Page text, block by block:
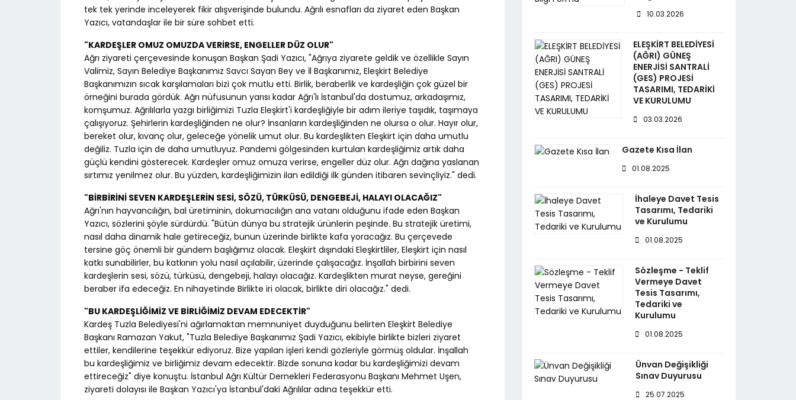
tek tek yerinde inceleyerek fikir alışverişinde bulundu. Ağrılı esnafları da ziyaret eden Başkan
Yazıcı, vatandaşlar ile bir süre sohbet etti.
"KARDEŞLER OMUZ OMUZDA VERİRSE, ENGELLER DÜZ OLUR"
Ağrı ziyareti çerçevesinde konuşan Başkan Şadi Yazıcı, "Ağrıya ziyarete geldik ve özellikle Sayın
Valimiz, Sayın Belediye Başkanımız Savcı Sayan Bey ve İl Başkanımız, Eleşkirt Belediye
Başkanımızın sıcak karşılamaları bizi çok mutlu etti. Birlik, beraberlik ve kardeşliğin çok güzel bir
örneğini burada gördük. Ağrı nüfusunun yarısı kadar Ağrı'lı İstanbul'da dostumuz, arkadaşımız,
komşumuz. Ağrılılarla yazgı birliğimizi Tuzla Eleşkirt'i kardeşliğiyle bir adım ileriye taşıdık, taşımaya
çalışıyoruz. Şehirlerin kardeşliğinden ne olur? İnsanların kardeşliğinden ne olursa o olur. Hayır olur,
bereket olur, kıvanç olur, geleceğe yönelik umut olur. Bu kardeşlikten Eleşkirt için daha umutlu
değiliz. Tuzla için de daha umutluyuz. Pandemi gölgesinden kurtulan kardeşliğimiz artık daha
güçlü kendini gösterecek. Kardeşler omuz omuza verirse, engeller düz olur. Ağrı dağına yaslanan
sırtımız yenilmez olur. Bu yüzden, kardeşliğimizin ilan edildiği ilk günden itibaren sevinçliyiz." dedi.
"BİRBİRİNİ SEVEN KARDEŞLERİN SESİ, SÖZÜ, TÜRKÜSÜ, DENGEBEJİ, HALAYI OLACAĞIZ"
Ağrı'nın hayvancılığın, bal üretiminin, dokumacılığın ana vatanı olduğunu ifade eden Başkan
Yazıcı, sözlerini şöyle sürdürdü. "Bütün dünya bu stratejik ürünlerin peşinde. Bu stratejik üretimi,
nasıl daha dinamik hale getireceğiz, bunun üzerinde birlikte kafa yoracağız. Bu çerçevede
tersine göç önemli bir gündem başlığımız olacak. Eleşkirt dışındaki Eleşkirtliler, Eleşkirt için nasıl
katkı sunabilirler, bu katkının yolu nasıl açılabilir, üzerinde çalışacağız. İnşallah birbirini seven
kardeşlerin sesi, sözü, türküsü, dengebeji, halayı olacağız. Kardeşlikten murat neyse, gereğini
beraber ifa edeceğiz. En nihayetinde Birlikte iri olacak, birlikte diri olacağız." dedi.
"BU KARDEŞLİĞİMİZ VE BİRLİĞİMİZ DEVAM EDECEKTİR"
Kardeş Tuzla Belediyesi'ni ağırlamaktan memnuniyet duyduğunu belirten Eleşkirt Belediye
Başkanı Ramazan Yakut, "Tuzla Belediye Başkanımız Şadi Yazıcı, ekibiyle birlikte bizleri ziyaret
ettiler, kendilerine teşekkür ediyoruz. Bize yapılan işleri kendi gözleriyle görmüş oldular. İnşallah
bu kardeşliğimiz ve birliğimiz devam edecektir. Bizde sonuna kadar bu kardeşliğimizi devam
ettireceğiz" diye konuştu. İstanbul Ağrı Kültür Dernekleri Federasyonu Başkanı Mehmet Uşen,
ziyareti dolayısı ile Başkan Yazıcı'ya İstanbul'daki Ağrılılar adına teşekkür etti.
10.03.2026
ELEŞKİRT BELEDİYESİ
(AĞRI) GÜNEŞ
ENERJİSİ SANTRALİ
(GES) PROJESİ
TASARIMI, TEDARİKİ
VE KURULUMU
03.03.2026
Gazete Kısa İlan
01.08.2025
İhaleye Davet Tesis
Tasarımı, Tedariki
ve Kurulumu
01.08.2025
Sözleşme - Teklif
Vermeye Davet
Tesis Tasarımı,
Tedariki ve
Kurulumu
01.08.2025
Ünvan Değişikliği
Sınav Duyurusu
25.07.2025